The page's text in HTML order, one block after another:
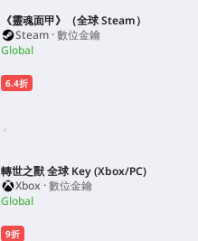
《靈魂面甲》（全球 Steam）
Steam · 數位金鑰
Global
6.4折
轉世之獸 全球 Key (Xbox/PC)
Xbox · 數位金鑰
Global
9折